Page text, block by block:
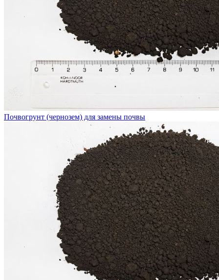
Почвогрунт (чернозем) для замены почвы